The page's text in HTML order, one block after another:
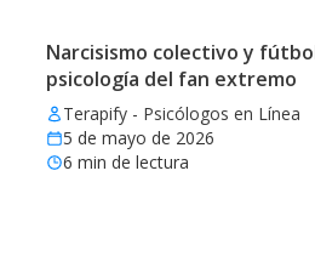
Narcisismo colectivo y
psicología del fan extremo
Terapify - Psicólogos en Línea
5 de mayo de 2026
6 min de lectura